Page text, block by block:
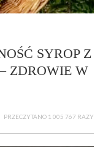
SYROP Z
ZDROWIE W
PRZECZYTANO 1 005 767 RAZY